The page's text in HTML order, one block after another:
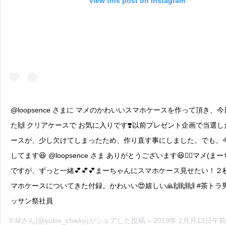
@loopsence さまに マメのかわいいスマホケースを作って頂き、今
た🙌 クリアケースで お気に入りです❣️以前プレゼント企画で当選し
ースが、少し欠けてしまったため、作り直す事にしました。でも、
してます😆 @loopsence さま ありがとうございます😆🙇‍♂️マメ(ま
ですが、ずっと一緒💕💕💕まーちゃんにスマホケース見せたい！２
マホケースについてきた付録。かわいい😍嬉しい🙏🙌🙌🙌 #茶トラ
ッサン祭社員
Y-Mさん(@yukie_chieko)がシェアした投稿 – 2019年 1月月13日午前5